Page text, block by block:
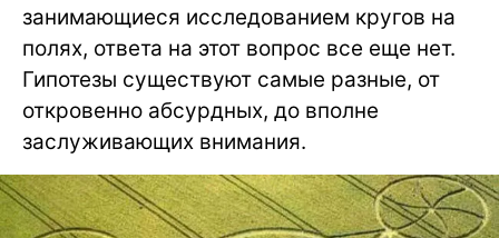
занимающиеся исследованием кругов на
полях, ответа на этот вопрос все еще нет.
Гипотезы существуют самые разные, от
откровенно абсурдных, до вполне
заслуживающих внимания.